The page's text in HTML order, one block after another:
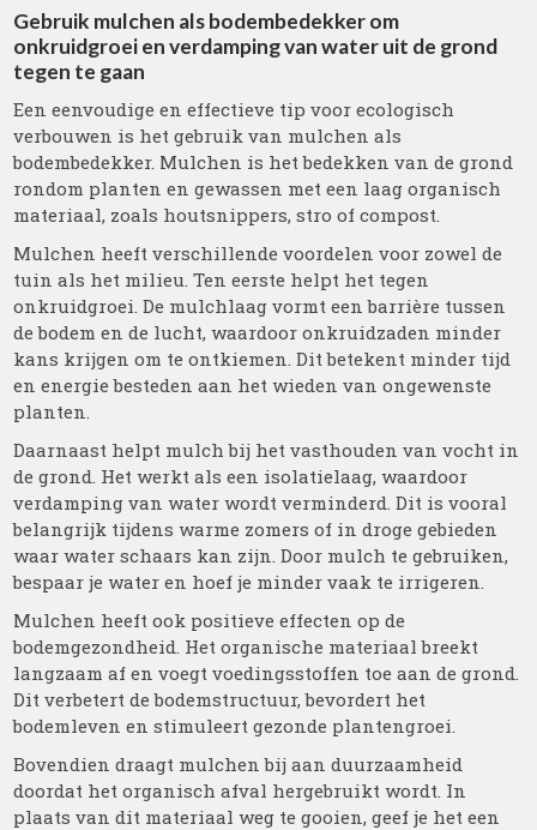
Gebruik mulchen als bodembedekker om
onkruidgroei en verdamping van water uit de grond
tegen te gaan
Een eenvoudige en effectieve tip voor ecologisch
verbouwen is het gebruik van mulchen als
bodembedekker. Mulchen is het bedekken van de grond
rondom planten en gewassen met een laag organisch
materiaal, zoals houtsnippers, stro of compost.
Mulchen heeft verschillende voordelen voor zowel de
tuin als het milieu. Ten eerste helpt het tegen
onkruidgroei. De mulchlaag vormt een barrière tussen
de bodem en de lucht, waardoor onkruidzaden minder
kans krijgen om te ontkiemen. Dit betekent minder tijd
en energie besteden aan het wieden van ongewenste
planten.
Daarnaast helpt mulch bij het vasthouden van vocht in
de grond. Het werkt als een isolatielaag, waardoor
verdamping van water wordt verminderd. Dit is vooral
belangrijk tijdens warme zomers of in droge gebieden
waar water schaars kan zijn. Door mulch te gebruiken,
bespaar je water en hoef je minder vaak te irrigeren.
Mulchen heeft ook positieve effecten op de
bodemgezondheid. Het organische materiaal breekt
langzaam af en voegt voedingsstoffen toe aan de grond.
Dit verbetert de bodemstructuur, bevordert het
bodemleven en stimuleert gezonde plantengroei.
Bovendien draagt mulchen bij aan duurzaamheid
doordat het organisch afval hergebruikt wordt. In
plaats van dit materiaal weg te gooien, geef je het een